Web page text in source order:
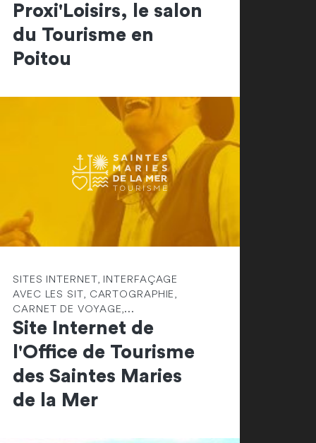
Proxi'Loisirs, le salon
du Tourisme en
Poitou
SITES INTERNET, INTERFAÇAGE
AVEC LES SIT, CARTOGRAPHIE,
CARNET DE VOYAGE,...
Site Internet de
l'Office de Tourisme
des Saintes Maries
de la Mer